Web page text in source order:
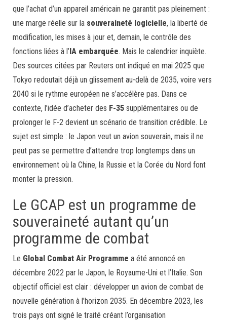
que l’achat d’un appareil américain ne garantit pas pleinement :
une marge réelle sur la souveraineté logicielle, la liberté de
modification, les mises à jour et, demain, le contrôle des
fonctions liées à l’IA embarquée. Mais le calendrier inquiète.
Des sources citées par Reuters ont indiqué en mai 2025 que
Tokyo redoutait déjà un glissement au-delà de 2035, voire vers
2040 si le rythme européen ne s’accélère pas. Dans ce
contexte, l’idée d’acheter des F-35 supplémentaires ou de
prolonger le F-2 devient un scénario de transition crédible. Le
sujet est simple : le Japon veut un avion souverain, mais il ne
peut pas se permettre d’attendre trop longtemps dans un
environnement où la Chine, la Russie et la Corée du Nord font
monter la pression.
Le GCAP est un programme de
souveraineté autant qu’un
programme de combat
Le Global Combat Air Programme a été annoncé en
décembre 2022 par le Japon, le Royaume-Uni et l’Italie. Son
objectif officiel est clair : développer un avion de combat de
nouvelle génération à l’horizon 2035. En décembre 2023, les
trois pays ont signé le traité créant l’organisation